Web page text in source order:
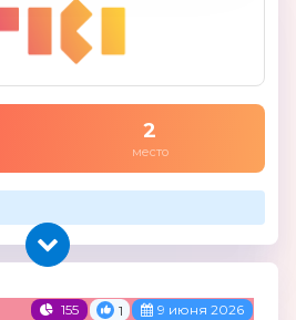
2
место
155 1 9 июня 2026